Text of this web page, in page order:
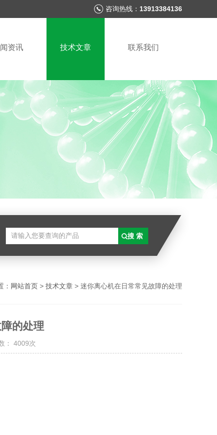
咨询热线： 13913384136
资讯 技术文章 联系我们
： 网站首页 > 技术文章 > 迷你离心机在日常常见故障的处理
的处理
4009次